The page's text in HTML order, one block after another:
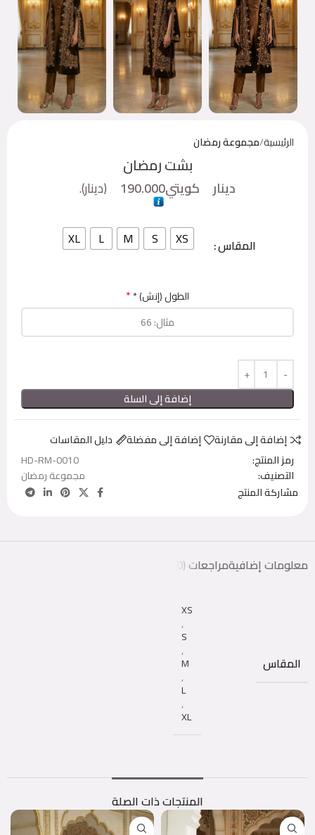
الرئيسية مجموعة رمضان
بشت رمضان
دينار كويتي190.000
(دينار).
المقاس XS
S
M
L
XL
الطول (إنش) **
إضافة إلى السلة
إضافة إلى مقارنة إضافة إلى مفضلة
دليل المقاسات
رمز المنتج:
HD-RM-0010
التصنيف:
مجموعة رمضان
مشاركة المنتج
معلومات إضافيةمراجعات (0)
المقاس
XS
,
S
,
M
,
L
,
XL
المنتجات ذات الصلة